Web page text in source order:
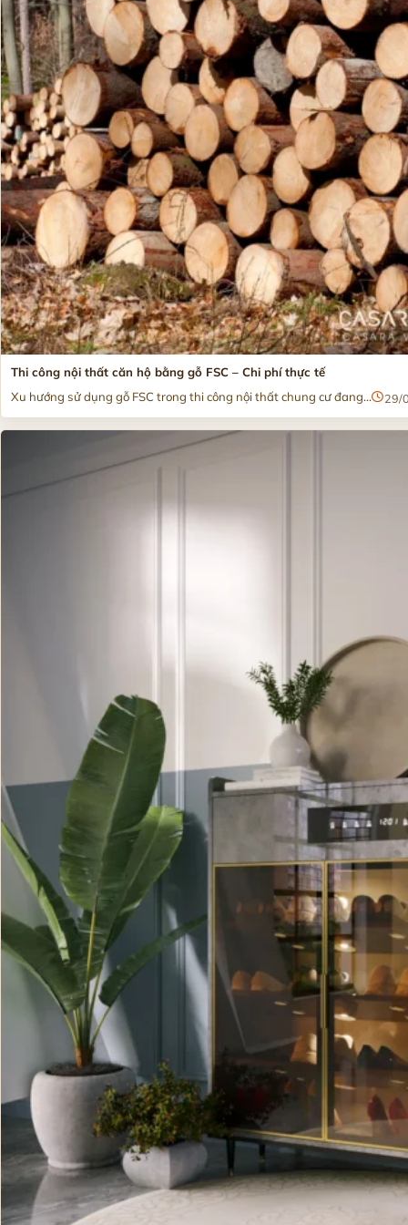
Thi công nội thất căn hộ bằng gỗ FSC – Chi phí thực tế
Xu hướng sử dụng gỗ FSC trong thi công nội thất chung cư đang...
29/